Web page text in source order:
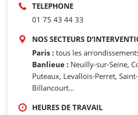
TELEPHONE
01 75 43 44 33
NOS SECTEURS
Paris : tous les
Banlieue : Neuilly-sur-Seine,
Puteaux, Levallois-Perret,
Billancourt...
HEURES DE TRAVAIL